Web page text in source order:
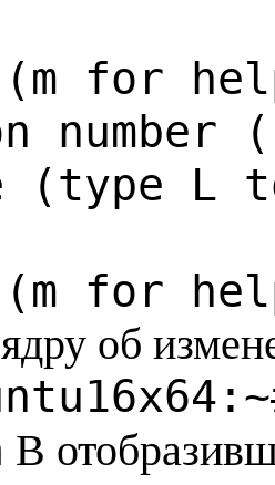
(m for
number
(type
(m for
об
В